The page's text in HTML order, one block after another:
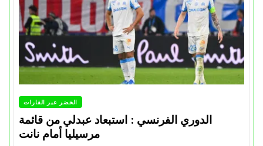
الخضر عبر القارات
الدوري الفرنسي : استبعاد عبدلي من قائمة
مرسيليا أمام نانت